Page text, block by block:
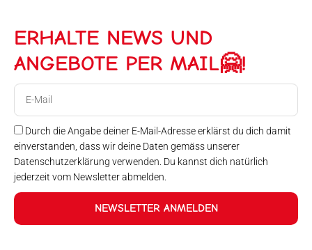
ERHALTE NEWS UND
ANGEBOTE PER MAIL🤗!
Durch die Angabe deiner E-Mail-Adresse erklärst du dich damit
einverstanden, dass wir deine Daten gemäss unserer
Datenschutzerklärung verwenden. Du kannst dich natürlich
jederzeit vom Newsletter abmelden.
NEWSLETTER ANMELDEN